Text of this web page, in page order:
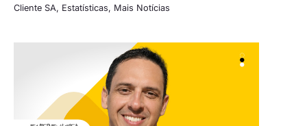
Cliente SA, Estatísticas, Mais Notícias